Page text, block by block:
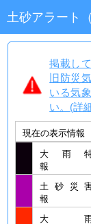
土砂アラート
気象情報
土砂災害危険度情報
危険度一覧
土砂災害マップ
掲載し
旧防災
いる気
い。(詳
現在の表示情報
大雨
土砂災
大